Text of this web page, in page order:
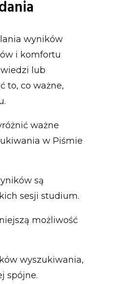
wyników
i komfortu
lub
to, co ważne,
ważne
w Piśmie
są
sesji studium.
możliwość
wyszukiwania,
spójne.